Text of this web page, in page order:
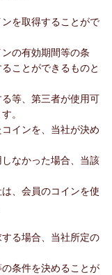
を取得することがで
の有効期間等の条
ことができるものと
等、第三者が使用可
。
インを、当社が決め
なかった場合、当該
、会員のコインを使
る場合、当社所定の
条件を決めることが